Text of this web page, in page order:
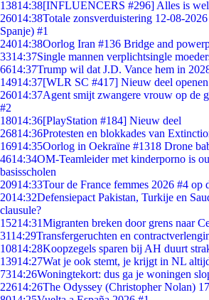
13814:38[INFLUENCERS #296] Alles is
26014:38Totale zonsverduistering 12-08-
Spanje) #1
24014:38Oorlog Iran #136 Bridge and
3314:37Single mannen verplichtsingle
6614:37Trump wil dat J.D. Vance hem in
14914:37[WLR SC #417] Nieuw deel
26014:37Agent smijt zwangere vrouw op de
#2
18014:36[PlayStation #184] Nieuw deel
26814:36Protesten en blokkades van
16914:35Oorlog in Oekraïne #1318 Drone
4614:34OM-Teamleider met kinderporno is
basisscholen
20914:33Tour de France femmes 2026 #4 op
2014:32Defensiepact Pakistan, Turkije en
clausule?
15214:31Migranten breken door grens naar
3114:29Transfergeruchten en
10814:28Koopzegels sparen bij AH duurt
13914:27Wat je ook stemt, je krijgt in NL
7314:26Woningtekort: dus ga je woningen
22614:26The Odyssey (Christopher Nolan)